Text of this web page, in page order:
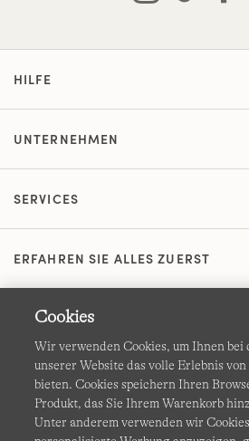
HILFE
UNTERNEHMEN
SERVICES
ERFAHREN SIE ALLES ZUERST
Datenschutz &
Cookies
Wir verwenden Cookies, um Ihnen bei
unserer Website das volle Erlebnis von
bieten. Cookies speichern Ihren
Produkt, das Sie Ihrem Warenkorb
Unter anderem verwenden wir